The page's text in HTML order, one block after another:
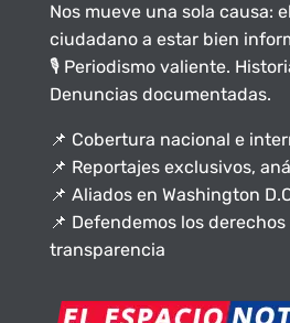
Nos mueve una sola causa:
ciudadano a estar bien
🎙️ Periodismo valiente.
Denuncias documentadas.
📌 Cobertura nacional e
📌 Reportajes exclusivos,
📌 Aliados en Washington
📌 Defendemos los
transparencia